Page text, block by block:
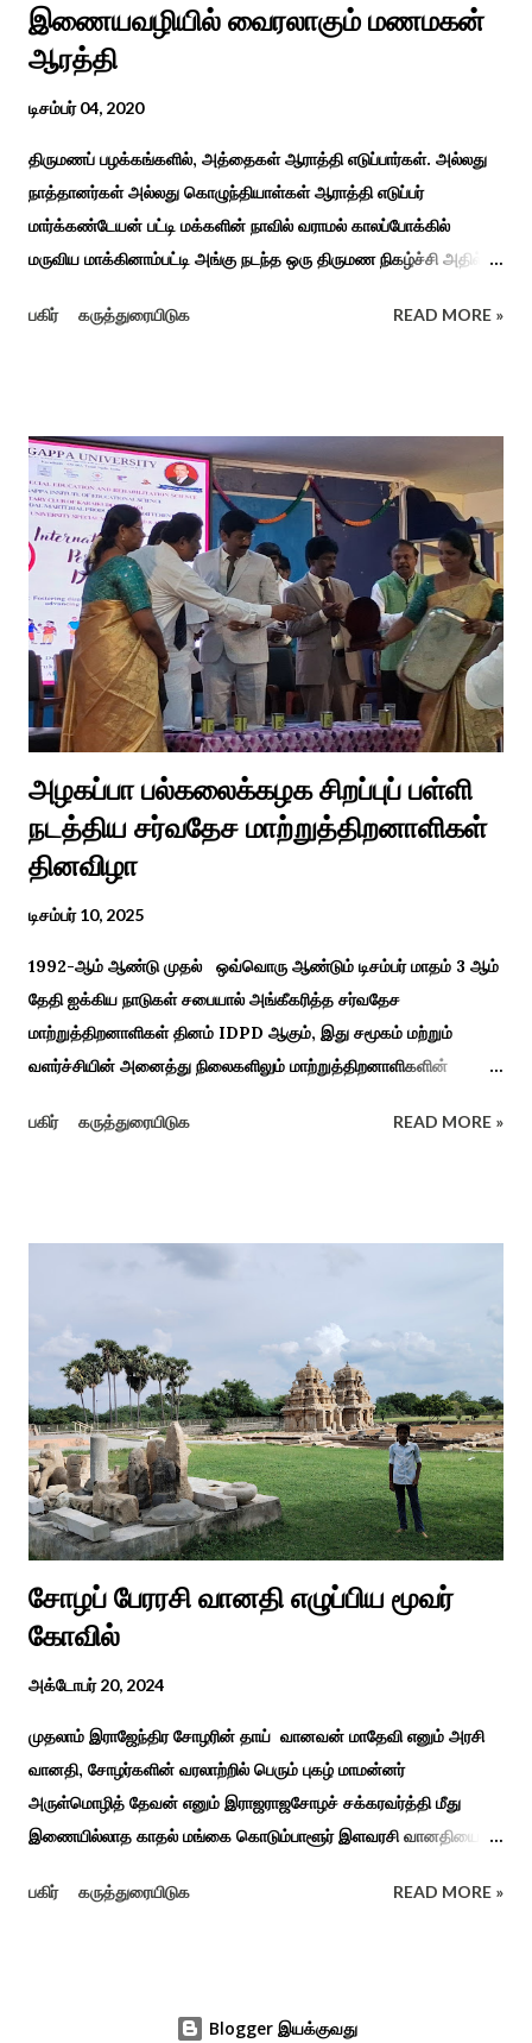
இணையவழியில் வைரலாகும் மணமகன்
ஆரத்தி
டிசம்பர் 04, 2020
திருமணப் பழக்கங்களில், அத்தைகள் ஆராத்தி எடுப்பார்கள். அல்லது
நாத்தானர்கள் அல்லது கொழுந்தியாள்கள் ஆராத்தி எடுப்பர்
மார்க்கண்டேயன் பட்டி மக்களின் நாவில் வராமல் காலப்போக்கில்
மருவிய மாக்கினாம்பட்டி அங்கு நடந்த ஒரு திருமண நிகழ்ச்சி அதில்
ஆராத்தியெடுத்த கொழுந்தியாள்கள் பாடிய ஆராத்தி பாட்டு ஒன்று 30
வைரலாகிகி யது. தமிழகத்தில் ஒவ்வொரு குடும்பத்திற்கும் திருமணப்
பழக்க வழக்கங்கள் ஜாதிய சமூக ரீதியாக வேறுபடும். அந்த வகையில்,
ஆராத்தி எடுக்கும் முறையும் சற்று வேறுபடுடன் தான் இருக்கும்.அப்படி
திருமணம் ஒன்றில் கொழுந்தியாள்கள் மூன்று பேர் இணைந்து
மாப்பிள்ளைக்கு ஆராத்தி எடுத்துள்ளனர். அப்போது மாப்பிள்ளையைக்
கேலியாக நகைச்சுவை உணர்வு பொங்க பாடிய வரிகளை வைத்து
அவர்கள் பாடிய பாடல் இணையதளத்தில் வைரலாகிறது.“மாடு மேய்த்த
மச்சான்” என...
பகிர் கருத்துரையிடுக READ MORE »
அழகப்பா பல்கலைக்கழக சிறப்புப் பள்ளி
நடத்திய சர்வதேச மாற்றுத்திறனாளிகள்
தினவிழா
டிசம்பர் 10, 2025
1992-ஆம் ஆண்டு முதல் ஒவ்வொரு ஆண்டும் டிசம்பர் மாதம் 3 ஆம்
தேதி ஐக்கிய நாடுகள் சபையால் அங்கீகரித்த சர்வதேச
மாற்றுத்திறனாளிகள் தினம் IDPD ஆகும், இது சமூகம் மற்றும்
வளர்ச்சியின் அனைத்து நிலைகளிலும் மாற்றுத்திறனாளிகளின்
நோக்கமாகக் கொண்டது. சமூகத்தில் மாற்றுத்திறனாளிகளின்
நிகழ்ச்சிகள், கருத்தரங்குகள் மற்றும் உதவிகள் வழங்கும் விழாக்கள்
பல்கலைக்கழகத்தின் சிறப்புக் கல்வி மற்றும் மறுவாழ்வு அறிவியல்
துறை, மற்றும் டாக்டர் அழகப்பா கல்வி அறிவியல் நிறுவனம் , மற்றும்
காரைக்குடி ஹெரிடேஜ் ரோட்டரி கிளப், மற்றும் மாற்றுத்
திறனாளிகளுக்கான மல்டிமோடல் மெட்டீரியல் உற்பத்திக்கான மையம்,
மற்றும் ஐடி மற்றும் ஆட்டிசத்திற்கான அழகப்பா பல்கலைக்கழக
சிறப்புப் பள்ளி சார்பில் இந்த ஆணடு விழா சர்வதேச மாற்று...
பகிர் கருத்துரையிடுக READ MORE »
சோழப் பேரரசி வானதி எழுப்பிய மூவர்
கோவில்
அக்டோபர் 20, 2024
முதலாம் இராஜேந்திர சோழரின் தாய் வானவன் மாதேவி எனும் அரசி
வானதி, சோழர்களின் வரலாற்றில் பெரும் புகழ் மாமன்னர்
அருள்மொழித் தேவன் எனும் இராஜராஜசோழச் சக்கரவர்த்தி மீது
இணையில்லாத காதல் மங்கை கொடும்பாளூர் இளவரசி வானதியை
கடற்படையின் பரப்பை இலங்கை வரை சென்று வென்று வந்த
இழந்தவர். கொடும்பாளூர் சிற்றரசன் அதாவது வேளிர் சோழ
பகிர் கருத்துரையிடுக READ MORE »
Blogger இயக்குவது